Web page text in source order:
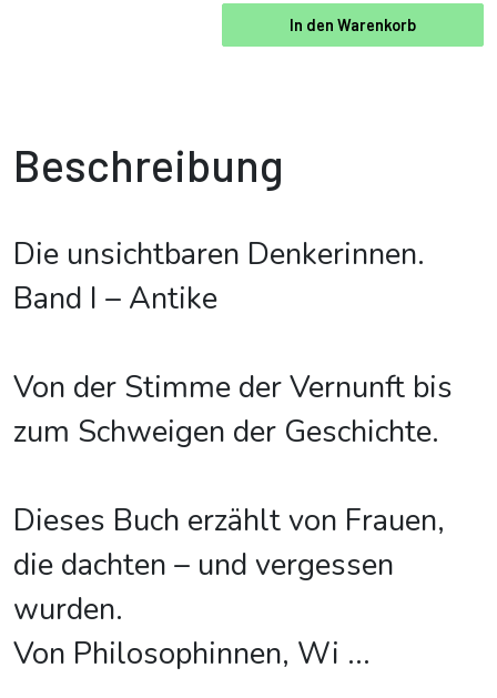
In den Warenkorb
Beschreibung
Die unsichtbaren Denkerinnen.
Band I – Antike
Von der Stimme der Vernunft bis
zum Schweigen der Geschichte.
Dieses Buch erzählt von Frauen,
die dachten – und vergessen
wurden.
Von Philosophinnen, Wi ...